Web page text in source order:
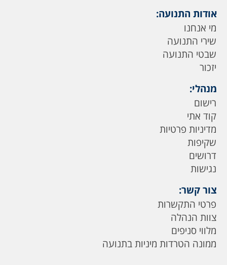
אודות התנועה:
מי אנחנו
שירי התנועה
שבטי התנועה
יזכור
מנהלי:
רישום
קוד אתי
מדיניות פרטיות
שקיפות
דרושים
נגישות
צור קשר:
פרטי התקשרות
צוות הנהלה
מלווי סניפים
ממונה הטרדות מיניות בתנועה